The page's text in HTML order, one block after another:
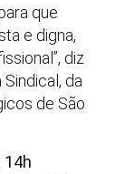
que
e digna,
diz
da
de São
14h